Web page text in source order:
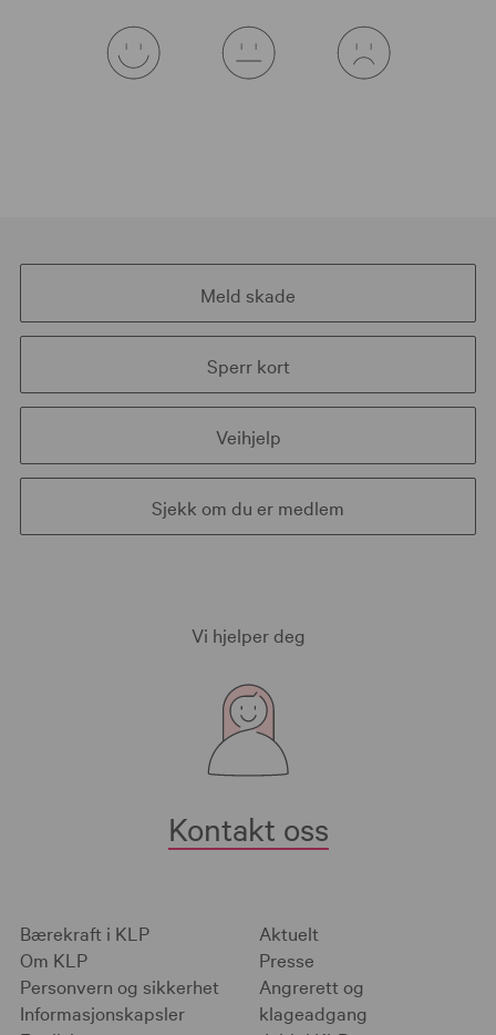
Meld skade
Sperr kort
Veihjelp
Sjekk om du er medlem
Vi hjelper deg
Kontakt oss
Bærekraft i KLP
Om KLP
Personvern og sikkerhet
Informasjonskapsler
Aktuelt
Presse
Angrerett og
klageadgang